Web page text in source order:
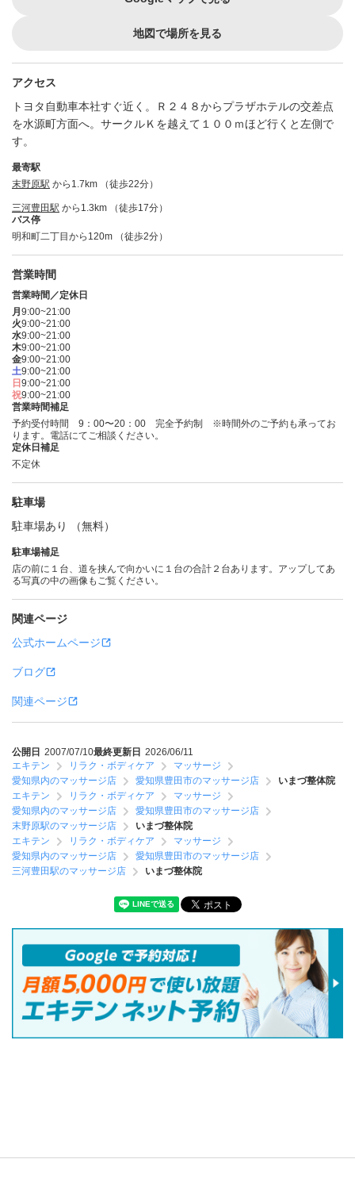
地図で場所を見る
アクセス
トヨタ自動車本社すぐ近く。Ｒ２４８からプラザホテルの交差点
を水源町方面へ。サークルＫを越えて１００ｍほど行くと左側で
す。
最寄駅
末野原駅 から1.7km （徒歩22分）
三河豊田駅 から1.3km （徒歩17分）
バス停
明和町二丁目から120m （徒歩2分）
営業時間
営業時間／定休日
月 9:00~21:00
火9:00~21:00
水9:00~21:00
木9:00~21:00
金9:00~21:00
土9:00~21:00
日 9:00~21:00
祝9:00~21:00
営業時間補足
予約受付時間 9：00〜20：00 完全予約制 ※時間外のご予約も承ってお
ります。電話にてご相談ください。
定休日補足
不定休
駐車場
駐車場あり （無料）
駐車場補足
店の前に１台、道を挟んで向かいに１台の合計２台あります。アップしてあ
る写真の中の画像もご覧ください。
関連ページ
公式ホームページ
ブログ
関連ページ
公開日 2007/07/10最終更新日 2026/06/11
エキテン
リラク・ボディケア
マッサージ
愛知県内のマッサージ店
愛知県豊田市のマッサージ店
いまづ整体院
エキテン
リラク・ボディケア
マッサージ
愛知県内のマッサージ店
愛知県豊田市のマッサージ店
末野原駅のマッサージ店
いまづ整体院
エキテン
リラク・ボディケア
マッサージ
愛知県内のマッサージ店
愛知県豊田市のマッサージ店
三河豊田駅のマッサージ店
いまづ整体院